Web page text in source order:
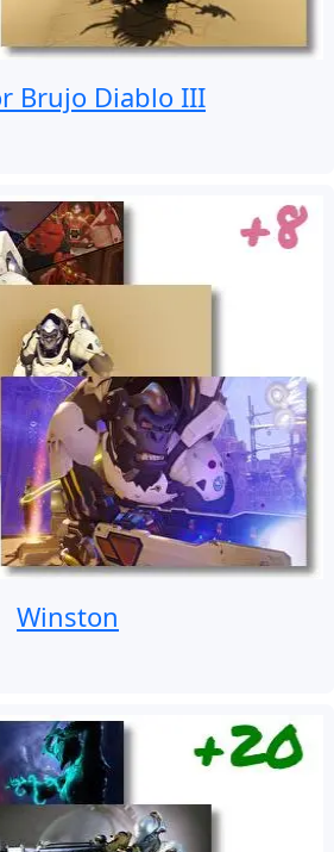
Brujo Diablo III
Winston